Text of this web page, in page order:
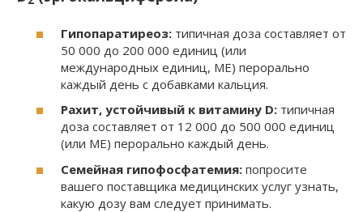
Гипопаратиреоз: типичная доза составляет от
50 000 до 200 000 единиц (или
международных единиц, МЕ) перорально
каждый день с добавками кальция.
Рахит, устойчивый к витамину D: типичная
доза составляет от 12 000 до 500 000 единиц
(или МЕ) перорально каждый день.
Семейная гипофосфатемия: попросите
вашего поставщика медицинских услуг узнать,
какую дозу вам следует принимать.